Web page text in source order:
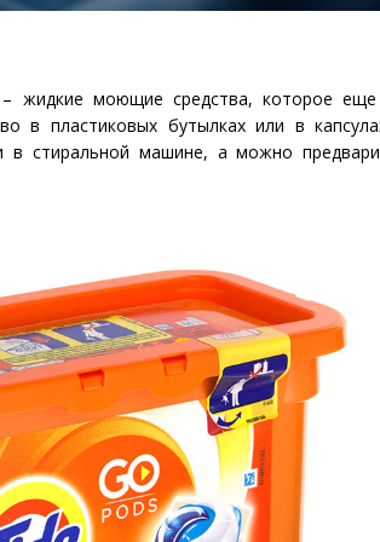
жидкие моющие средства, которое еще
в пластиковых бутылках или в
стиральной машине, а можно